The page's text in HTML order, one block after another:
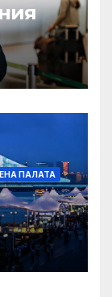
на
ПАЛАТА
на